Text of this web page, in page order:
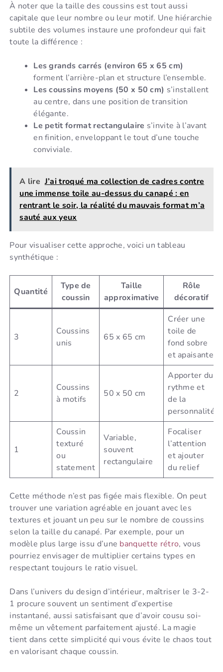
À noter que la taille des coussins est tout aussi
capitale que leur nombre ou leur motif. Une hiérarchie
subtile des volumes instaure une profondeur qui fait
toute la différence :
Les grands carrés (environ 65 x 65 cm)
forment l’arrière-plan et structure l’ensemble.
Les coussins moyens (50 x 50 cm) s’installent
au centre, dans une position de transition
élégante.
Le petit format rectangulaire s’invite à l’avant
en finition, enveloppant le tout d’une touche
conviviale.
A lire J’ai troqué ma collection de cadres contre
une immense toile au-dessus du canapé : en
rentrant le soir, la réalité du mauvais format m’a
sauté aux yeux
Pour visualiser cette approche, voici un tableau
synthétique :
Quantité
Type de
coussin
Taille
approximative
Rôle
décoratif
3
Coussins
unis
65 x 65 cm
Créer une
toile de
fond sobre
et apaisante
2
Coussins
à motifs
50 x 50 cm
Apporter du
rythme et
de la
personnalité
1
Coussin
texturé
ou
statement
Variable,
souvent
rectangulaire
Focaliser
l’attention
et ajouter
du relief
Cette méthode n’est pas figée mais flexible. On peut
trouver une variation agréable en jouant avec les
textures et jouant un peu sur le nombre de coussins
selon la taille du canapé. Par exemple, pour un
modèle plus large issu d’une banquette rétro, vous
pourriez envisager de multiplier certains types en
respectant toujours le ratio visuel.
Dans l’univers du design d’intérieur, maîtriser le 3-2-
1 procure souvent un sentiment d’expertise
instantané, aussi satisfaisant que d’avoir cousu soi-
même un vêtement parfaitement ajusté. La magie
tient dans cette simplicité qui vous évite le chaos tout
en valorisant chaque coussin.